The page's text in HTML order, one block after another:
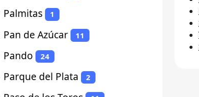
Palmitas 1
Pan de Azúcar 11
Pando 24
Parque del Plata 2